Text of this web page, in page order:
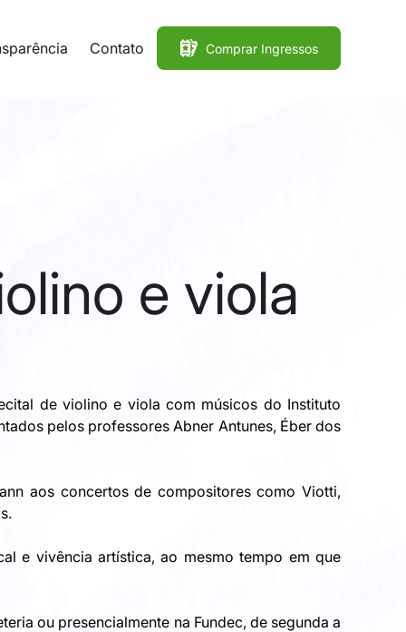
Contato Comprar Ingressos
e viola
de violino e viola com músicos do Instituto
pelos professores Abner Antunes, Éber dos
aos concertos de compositores como Viotti,
e vivência artística, ao mesmo tempo em que
ou presencialmente na Fundec, de segunda a